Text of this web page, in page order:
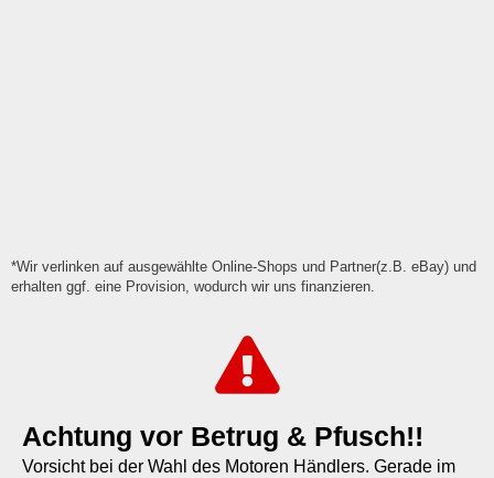
*Wir verlinken auf ausgewählte Online-Shops und Partner(z.B. eBay) und
erhalten ggf. eine Provision, wodurch wir uns finanzieren.
Achtung vor Betrug & Pfusch!!
Vorsicht bei der Wahl des Motoren Händlers. Gerade im